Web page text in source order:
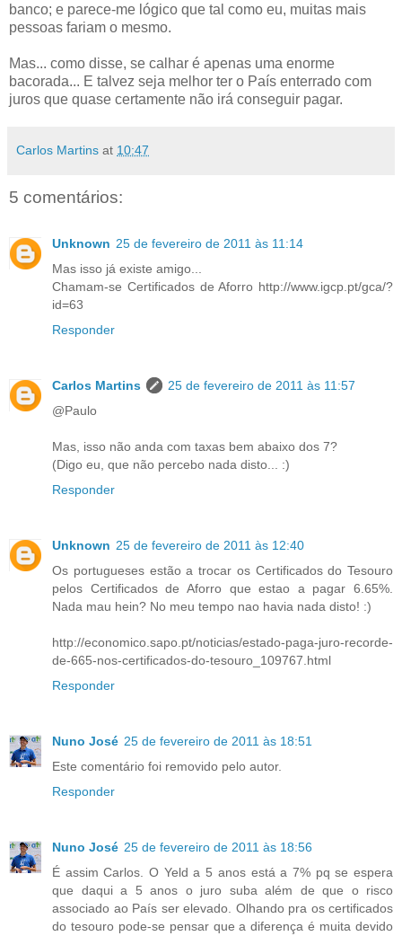
banco; e parece-me lógico que tal como eu, muitas mais
pessoas fariam o mesmo.
Mas... como disse, se calhar é apenas uma enorme
bacorada... E talvez seja melhor ter o País enterrado com
juros que quase certamente não irá conseguir pagar.
Carlos Martins at 10:47
5 comentários:
Unknown 25 de fevereiro de 2011 às 11:14
Mas isso já existe amigo...
Chamam-se Certificados de Aforro http://www.igcp.pt/gca/?
id=63
Responder
Carlos Martins
25 de fevereiro de 2011 às 11:57
@Paulo
Mas, isso não anda com taxas bem abaixo dos 7?
(Digo eu, que não percebo nada disto... :)
Responder
Unknown 25 de fevereiro de 2011 às 12:40
Os portugueses estão a trocar os Certificados do Tesouro
pelos Certificados de Aforro que estao a pagar 6.65%.
Nada mau hein? No meu tempo nao havia nada disto! :)
http://economico.sapo.pt/noticias/estado-paga-juro-recorde-
de-665-nos-certificados-do-tesouro_109767.html
Responder
Nuno José 25 de fevereiro de 2011 às 18:51
Este comentário foi removido pelo autor.
Responder
Nuno José 25 de fevereiro de 2011 às 18:56
É assim Carlos. O Yeld a 5 anos está a 7% pq se espera
que daqui a 5 anos o juro suba além de que o risco
associado ao País ser elevado. Olhando pra os certificados
do tesouro pode-se pensar que a diferença é muita devido